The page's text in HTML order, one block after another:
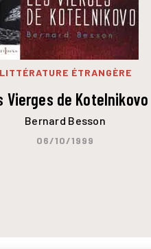
LITTÉRATURE ÉTRANGÈRE
Vierges de Kotelnikovo
Bernard Besson
06/10/1999